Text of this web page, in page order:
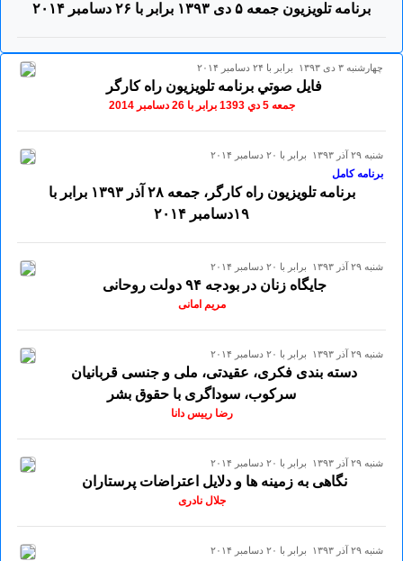
برنامه تلویزیون جمعه ۵ دی ۱۳۹۳ برابر با ۲۶ دسامبر ۲٠۱۴
چهارشنبه ۳ دی ۱۳۹۳ برابر با ۲۴ دسامبر ۲۰۱۴
فايل صوتي برنامه تلويزيون راه کارگر
جمعه 5 دي 1393 برابر با 26 دسامبر 2014
شنبه ۲۹ آذر ۱۳۹۳ برابر با ۲۰ دسامبر ۲۰۱۴
برنامه کامل
برنامه تلویزیون راه کارگر، جمعه ۲۸ آذر ۱۳۹۳ برابر با
۱۹دسامبر ۲٠۱۴
شنبه ۲۹ آذر ۱۳۹۳ برابر با ۲۰ دسامبر ۲۰۱۴
جایگاه زنان در بودجه ۹۴ دولت روحانی
مریم امانی
شنبه ۲۹ آذر ۱۳۹۳ برابر با ۲۰ دسامبر ۲۰۱۴
دسته بندی فکری، عقیدتی، ملی و جنسی قربانیان
سرکوب، سوداگری با حقوق بشر
رضا رییس دانا
شنبه ۲۹ آذر ۱۳۹۳ برابر با ۲۰ دسامبر ۲۰۱۴
نگاهی به زمینه ها و دلایل اعتراضات پرستاران
جلال نادری
شنبه ۲۹ آذر ۱۳۹۳ برابر با ۲۰ دسامبر ۲۰۱۴